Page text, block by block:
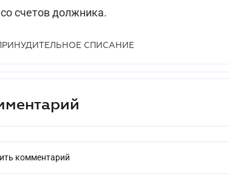
счетов должника.
СПИСАНИЕ
комментарий